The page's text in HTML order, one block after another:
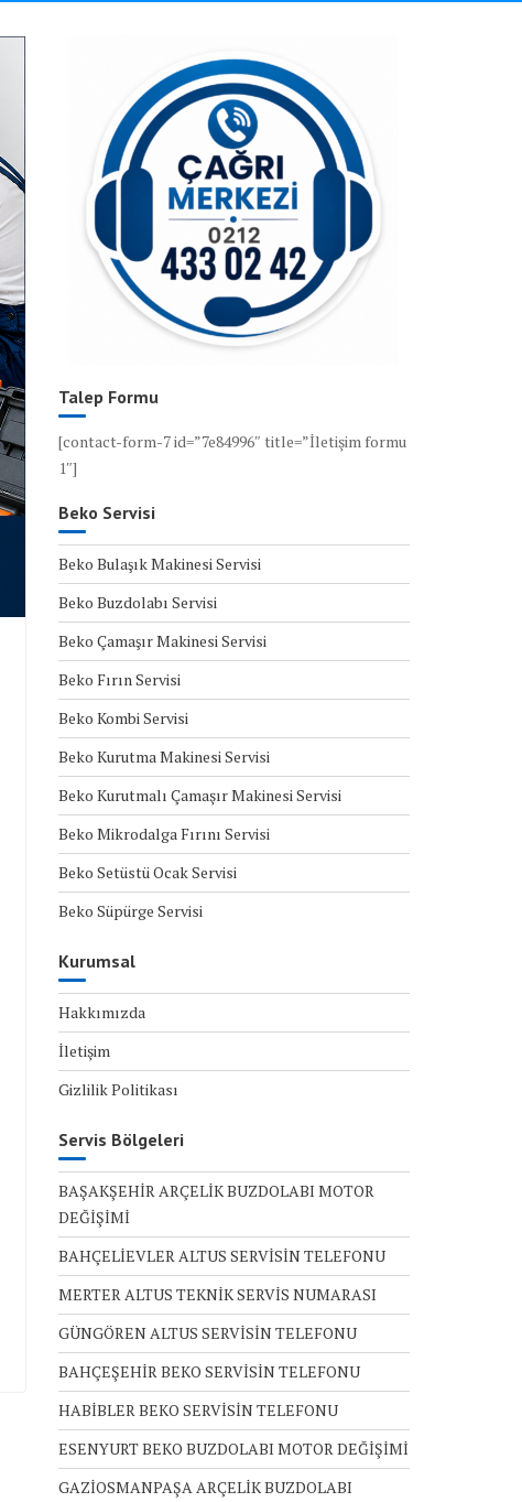
Talep Formu
[contact-form-7 id=”7e84996″ title=”İletişim formu
1″]
Beko Servisi
Beko Bulaşık Makinesi Servisi
Beko Buzdolabı Servisi
Beko Çamaşır Makinesi Servisi
Beko Fırın Servisi
Beko Kombi Servisi
Beko Kurutma Makinesi Servisi
Beko Kurutmalı Çamaşır Makinesi Servisi
Beko Mikrodalga Fırını Servisi
Beko Setüstü Ocak Servisi
Beko Süpürge Servisi
Kurumsal
Hakkımızda
İletişim
Gizlilik Politikası
Servis Bölgeleri
BAŞAKŞEHİR ARÇELİK BUZDOLABI MOTOR
DEĞİŞİMİ
BAHÇELİEVLER ALTUS SERVİSİN TELEFONU
MERTER ALTUS TEKNİK SERVİS NUMARASI
GÜNGÖREN ALTUS SERVİSİN TELEFONU
BAHÇEŞEHİR BEKO SERVİSİN TELEFONU
HABİBLER BEKO SERVİSİN TELEFONU
ESENYURT BEKO BUZDOLABI MOTOR DEĞİŞİMİ
GAZİOSMANPAŞA ARÇELİK BUZDOLABI